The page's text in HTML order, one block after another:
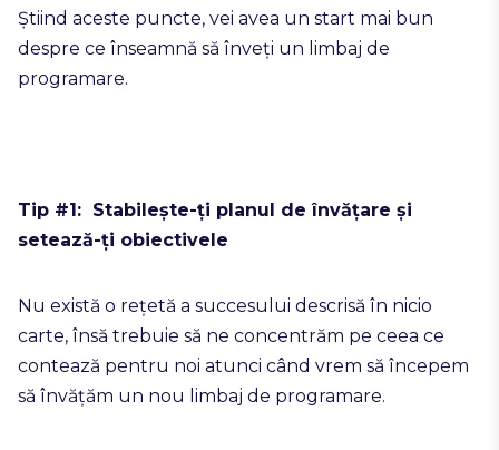
Știind aceste puncte, vei avea un start mai bun
despre ce înseamnă să înveți un limbaj de
programare.
Tip #1: Stabilește-ți planul de învățare și
setează-ți obiectivele
Nu există o rețetă a succesului descrisă în nicio
carte, însă trebuie să ne concentrăm pe ceea ce
contează pentru noi atunci când vrem să începem
să învățăm un nou limbaj de programare.